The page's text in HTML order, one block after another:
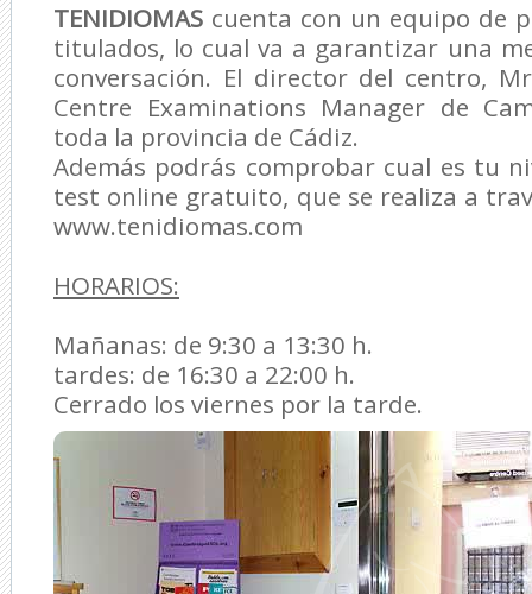
TENIDIOMAS cuenta con un equipo de
titulados, lo cual va a garantizar una
conversación. El director del centro,
Centre Examinations Manager de
toda la provincia de Cádiz.
Además podrás comprobar cual es tu
test online gratuito, que se realiza a
www.tenidiomas.com
HORARIOS:
Mañanas: de 9:30 a 13:30 h.
tardes: de 16:30 a 22:00 h.
Cerrado los viernes por la tarde.